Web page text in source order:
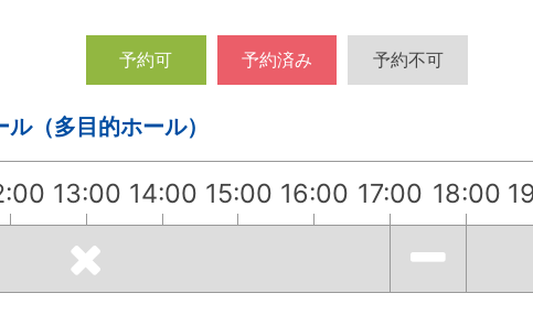
予約可 予約済み 予約不可
（多目的ホール）
13:00 14:00 15:00 16:00 17:00 18:00